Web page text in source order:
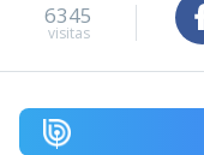
6345
visitas